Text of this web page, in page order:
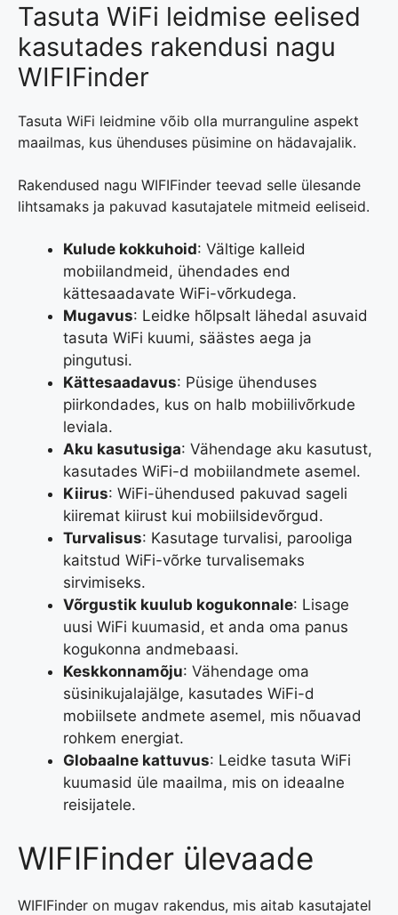
Tasuta WiFi leidmise eelised
kasutades rakendusi nagu
WIFIFinder
Tasuta WiFi leidmine võib olla murranguline aspekt
maailmas, kus ühenduses püsimine on hädavajalik.
Rakendused nagu WIFIFinder teevad selle ülesande
lihtsamaks ja pakuvad kasutajatele mitmeid eeliseid.
Kulude kokkuhoid: Vältige kalleid
mobiilandmeid, ühendades end
kättesaadavate WiFi-võrkudega.
Mugavus: Leidke hõlpsalt lähedal asuvaid
tasuta WiFi kuumi, säästes aega ja
pingutusi.
Kättesaadavus: Püsige ühenduses
piirkondades, kus on halb mobiilivõrkude
leviala.
Aku kasutusiga: Vähendage aku kasutust,
kasutades WiFi-d mobiilandmete asemel.
Kiirus: WiFi-ühendused pakuvad sageli
kiiremat kiirust kui mobiilsidevõrgud.
Turvalisus: Kasutage turvalisi, parooliga
kaitstud WiFi-võrke turvalisemaks
sirvimiseks.
Võrgustik kuulub kogukonnale: Lisage
uusi WiFi kuumasid, et anda oma panus
kogukonna andmebaasi.
Keskkonnamõju: Vähendage oma
süsinikujalajälge, kasutades WiFi-d
mobiilsete andmete asemel, mis nõuavad
rohkem energiat.
Globaalne kattuvus: Leidke tasuta WiFi
kuumasid üle maailma, mis on ideaalne
reisijatele.
WIFIFinder ülevaade
WIFIFinder on mugav rakendus, mis aitab kasutajatel